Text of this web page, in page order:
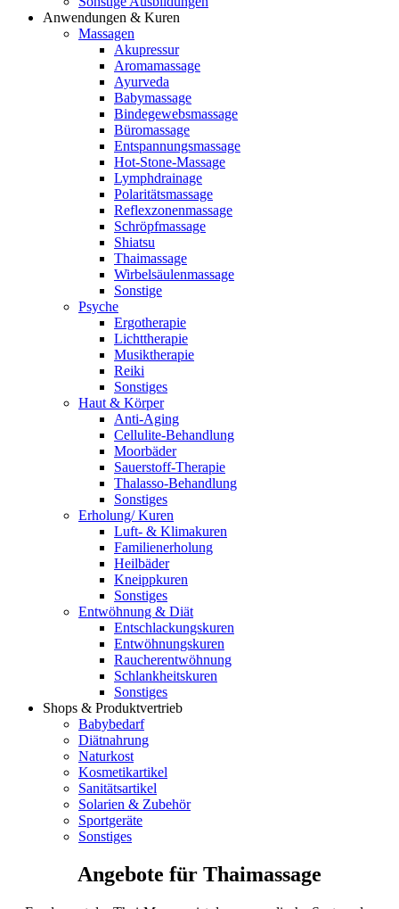
Anwendungen & Kuren
Massagen
Akupressur
Aromamassage
Ayurveda
Babymassage
Bindegewebsmassage
Büromassage
Entspannungsmassage
Hot-Stone-Massage
Lymphdrainage
Polaritätsmassage
Reflexzonenmassage
Schröpfmassage
Shiatsu
Thaimassage
Wirbelsäulenmassage
Sonstige
Psyche
Ergotherapie
Lichttherapie
Musiktherapie
Reiki
Sonstiges
Haut & Körper
Anti-Aging
Cellulite-Behandlung
Moorbäder
Sauerstoff-Therapie
Thalasso-Behandlung
Sonstiges
Erholung/ Kuren
Luft- & Klimakuren
Familienerholung
Heilbäder
Kneippkuren
Sonstiges
Entwöhnung & Diät
Entschlackungskuren
Entwöhnungskuren
Raucherentwöhnung
Schlankheitskuren
Sonstiges
Shops & Produktvertrieb
Babybedarf
Diätnahrung
Naturkost
Kosmetikartikel
Sanitätsartikel
Solarien & Zubehör
Sportgeräte
Sonstiges
Angebote für Thaimassage